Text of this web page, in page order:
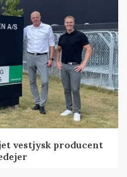
vestjysk producent